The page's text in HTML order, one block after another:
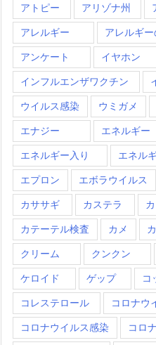
アトピー アリゾナ州
アレルギー アレルギ
アンケート イヤホン
インフルエンザワクチン
ウイルス感染 ウミガメ
エナジー エネルギー
エネルギー入り エネル
エプロン エボラウイルス
カササギ カステラ
カテーテル検査 カメ
クリーム クンクン
ケロイド ゲップ コ
コレステロール コロナウ
コロナウイルス感染 コロ